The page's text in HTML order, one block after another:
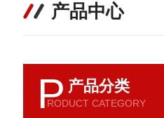
产品中心
P 产品分类
RODUCT CATEGORY